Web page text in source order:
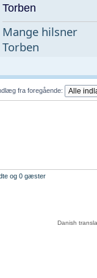
Torben
Mange hilsner
Torben
fra foregående:
og 0 gæster
Danish